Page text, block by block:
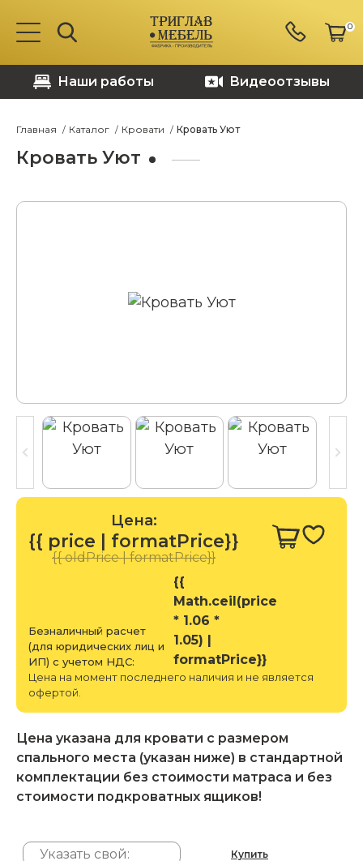
0
Наши работы Видеоотзывы
Главная Каталог Кровати Кровать Уют
Кровать Уют
Цена:
{{ price | formatPrice}}
{{ oldPrice | formatPrice}}
Безналичный расчет
(для юридических лиц и
ИП) с учетом НДС:
{{
Math.ceil(price
* 1.06 *
1.05) |
formatPrice}}
Цена на момент последнего наличия и не является
офертой.
Цена указана для кровати с размером
спального места (указан ниже) в стандартной
комплектации без стоимости матраса и без
стоимости подкроватных ящиков!
Купить